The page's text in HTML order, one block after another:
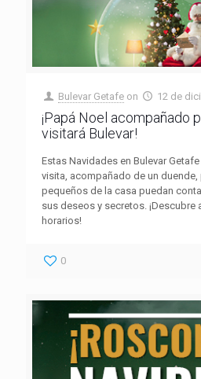
Bulevar Getafe on 12 de
¡Papá Noel acompañado
visitará Bulevar!
Estas Navidades en Bulevar
visita, acompañado de un
pequeños de la casa puedan
sus deseos y secretos. ¡Descubre
horarios!
0